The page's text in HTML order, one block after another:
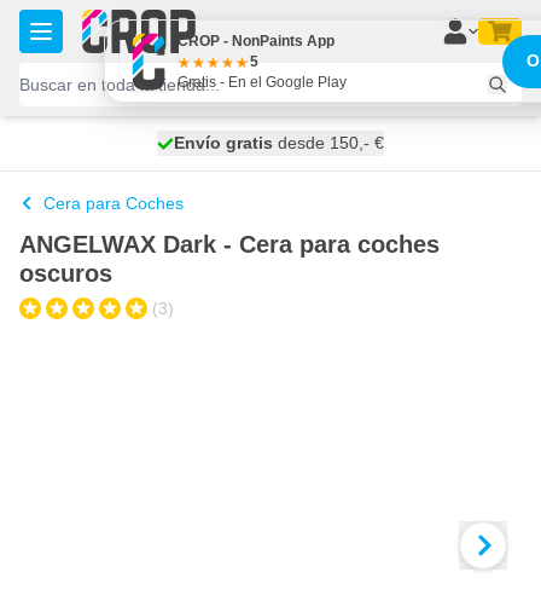
Ir al contenido
se envía mañana
Envío gratis desde 150,- €
100 días
Cera para Coches
ANGELWAX Dark - Cera para coches
oscuros
(3)
CROP - NonPaints App
5
Gratis - En el Google Play